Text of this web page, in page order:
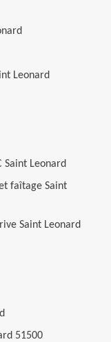
Leonard
Saint Leonard
faîtage Saint
Saint Leonard
51500